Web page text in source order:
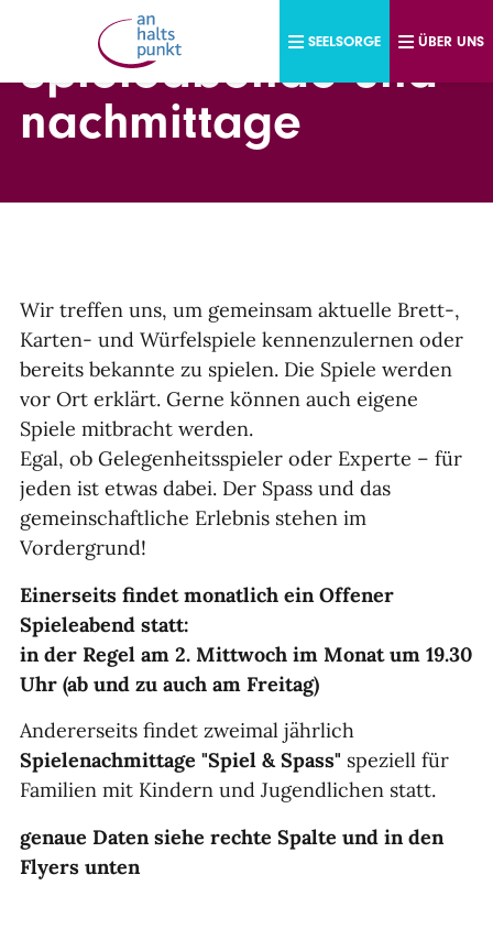
Direkt zum Inhalt
SEELSORGE ÜBER UNS
Spieleabende und -
nachmittage
Wir treffen uns, um gemeinsam aktuelle Brett-,
Karten- und Würfelspiele kennenzulernen oder
bereits bekannte zu spielen. Die Spiele werden
vor Ort erklärt. Gerne können auch eigene
Spiele mitbracht werden.
Egal, ob Gelegenheitsspieler oder Experte – für
jeden ist etwas dabei. Der Spass und das
gemeinschaftliche Erlebnis stehen im
Vordergrund!
Einerseits findet monatlich ein Offener
Spieleabend statt:
in der Regel am 2. Mittwoch im Monat um 19.30
Uhr (ab und zu auch am Freitag)
Andererseits findet zweimal jährlich
Spielenachmittage "Spiel & Spass" speziell für
Familien mit Kindern und Jugendlichen statt.
genaue Daten siehe rechte Spalte und in den
Flyers unten